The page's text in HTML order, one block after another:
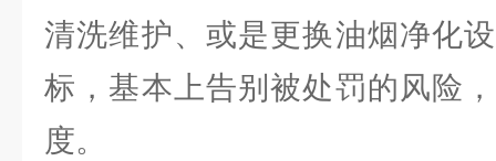
清洗维护、或是更换油烟净化
标，基本上告别被处罚的风险
度。